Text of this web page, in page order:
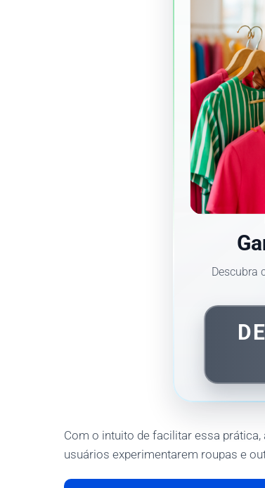
Descubra
Com o intuito de facilitar essa prática,
usuários experimentarem roupas e